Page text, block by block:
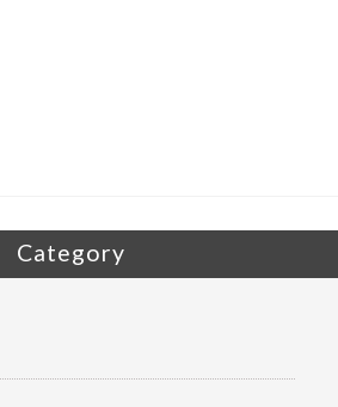
Category